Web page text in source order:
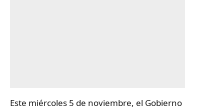
Este miércoles 5 de noviembre, el Gobierno